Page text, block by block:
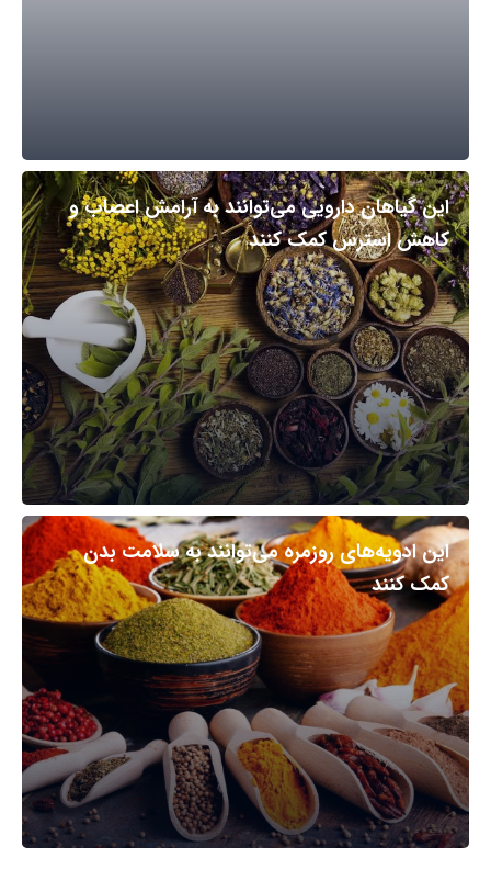
این گیاهان دارویی می‌توانند به آرامش اعصاب و
کاهش استرس کمک کنند
این ادویه‌های روزمره می‌توانند به سلامت بدن
کمک کنند